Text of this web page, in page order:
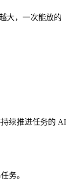
大，一次能放的
续推进任务的 AI
务。